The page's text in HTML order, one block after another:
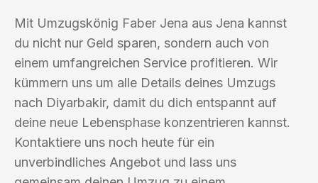
Mit Umzugskönig Faber Jena aus Jena kannst
du nicht nur Geld sparen, sondern auch von
einem umfangreichen Service profitieren. Wir
kümmern uns um alle Details deines Umzugs
nach Diyarbakir, damit du dich entspannt auf
deine neue Lebensphase konzentrieren kannst.
Kontaktiere uns noch heute für ein
unverbindliches Angebot und lass uns